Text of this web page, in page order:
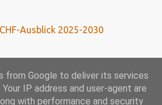
Ausblick 2025-2030
from Google to deliver its services
IP address and user-agent are
with performance and security